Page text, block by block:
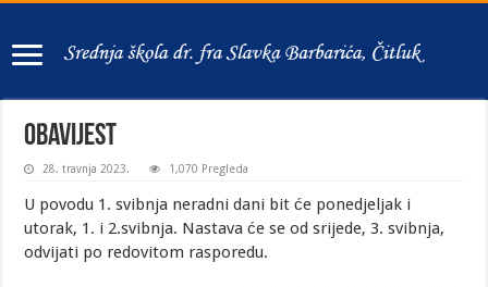
Obavijest
28. travnja 2023. 1,070 Pregleda
U povodu 1. svibnja neradni dani bit će ponedjeljak i
utorak, 1. i 2.svibnja. Nastava će se od srijede, 3. svibnja,
odvijati po redovitom rasporedu.